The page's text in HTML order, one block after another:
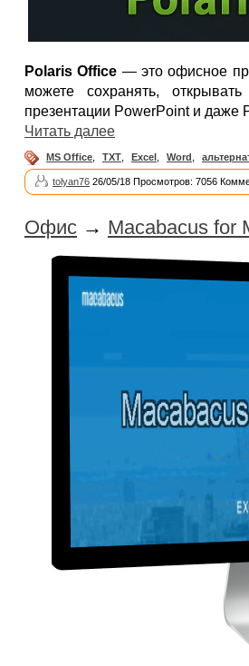
Polaris Office — это офисное
можете сохранять,
презентации PowerPoint и даже
Читать далее
MS Office TXT Excel Word
tolyan76 26/05/18 Просмотров: 7056
Офис → Macabacus for